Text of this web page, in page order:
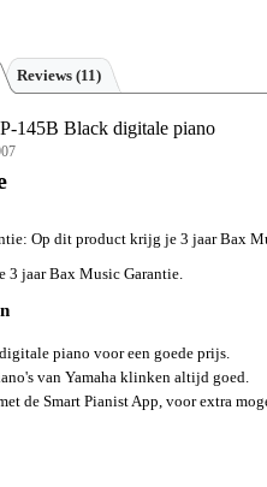
Reviews (11)
145B Black digitale piano
: Op dit product krijg je 3 jaar Bax
jaar Bax Music Garantie.
piano voor een goede prijs.
van Yamaha klinken altijd goed.
de Smart Pianist App, voor extra